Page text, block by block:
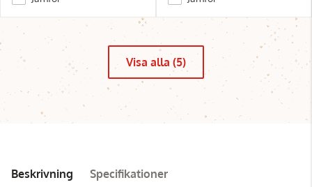
Visa alla (5)
Beskrivning Specifikationer